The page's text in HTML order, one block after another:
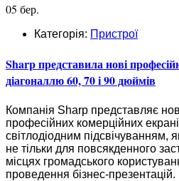
05 бер.
Категорія: Пристрої
Sharp представила нові
діагоналлю 60, 70 і 90 дюймів
Компанія Sharp представляє
професійних комерційних
світлодіодним підсвічуванням,
не тільки для повсякденного
місцях громадського
проведення бізнес-презентацій.